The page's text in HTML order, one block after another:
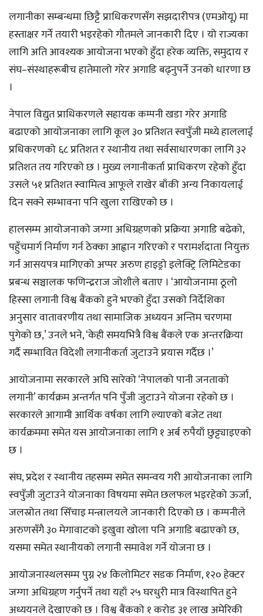
लगानीका सम्बन्धमा छिट्टै प्राधिकरणसँग सझदारीपत्र (एमओयू) मा
हस्ताक्षर गर्ने तयारी भइरहेको गौतमले जानकारी दिए । यो राज्यका
लागि अति आवश्यक आयोजना भएको हुँदा हरेक व्यक्ति, समुदाय र
संघ–संस्थाहरूबीच हातेमालो गरेर अगाडि बढ्नुपर्ने उनको धारणा छ
।
नेपाल विद्युत प्राधिकरणले सहायक कम्पनी खडा गरेर अगाडि
बढाएको आयोजनाका लागि कूल ३० प्रतिशत स्वपुँजी मध्ये हाललाई
प्रधिकरणको ६८ प्रतिशत र स्थानीय तथा सर्वसाधारणका लागि ३२
प्रतिशत तय गरिएको छ । मुख्य लगानीकर्ता प्राधिकरण रहेको हुँदा
उसले ५१ प्रतिशत स्वामित्व आफूले राखेर बाँकी अन्य निकायलाई
दिन सक्ने सम्भावना पनि खुला राखिएको छ ।
हालसम्म आयोजनाको जग्गा अधिग्रहणको प्रक्रिया अगाडि बढेको,
पहुँचमार्ग निर्माण गर्न ठेक्का आह्वान गरिएको र परामर्शदाता नियुक्त
गर्न आसयपत्र मागिएको अप्पर अरुण हाइड्रो इलेक्ट्रि लिमिटेडका
प्रबन्ध सञ्चालक फणिन्द्रराज जोशीले बताए । ‘आयोजनामा ठूलो
हिस्सा लगानी विश्व बैंकको हुने भएको हुँदा उसको निर्देशिका
अनुसार वातावरणीय तथा सामाजिक अध्ययन अन्तिम चरणमा
पुगेको छ,’ उनले भने, ‘केही समयभित्रै विश्व बैंकले एक अन्तरक्रिया
गर्दै सम्भावित विदेशी लगानीकर्ता जुटाउने प्रयास गर्दैछ ।’
आयोजनामा सरकारले अघि सारेको ‘नेपालको पानी जनताको
लगानी’ कार्यक्रम अन्तर्गत पनि पुँजी जुटाउने योजना रहेको छ ।
सरकारले आगामी आर्थिक वर्षका लागि ल्याएको बजेट तथा
कार्यक्रममा समेत यस आयोजनाका लागि १ अर्ब रुपैयाँ छुट्ट्याइएको
छ ।
संघ, प्रदेश र स्थानीय तहसम्म समेत समन्वय गरी आयोजनाका लागि
स्वपुँजी जुटाउने योजनाका विषयमा समेत छलफल भइरहेको ऊर्जा,
जलस्रोत तथा सिँचाइ मन्त्रालयले जानकारी दिएको छ । कम्पनीले
अरुणसँगै ३० मेगावाटको इखुवा खोला पनि अगाडि बढाएको छ,
यसमा समेत स्थानीयको लगानी समावेश गर्ने योजना छ ।
आयोजनास्थलसम्म पुग्न २४ किलोमिटर सडक निर्माण, १२० हेक्टर
जग्गा अधिग्रहण गर्नुपर्ने तथा यहाँ २५ घरधुरी मात्र विस्थापित हुने
अध्ययनले देखाएको छ । विश्व बैंकको १ करोड ३१ लाख अमेरिकी